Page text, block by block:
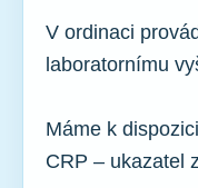
V ordinaci
laboratornímu
Máme k
CRP – ukazatel